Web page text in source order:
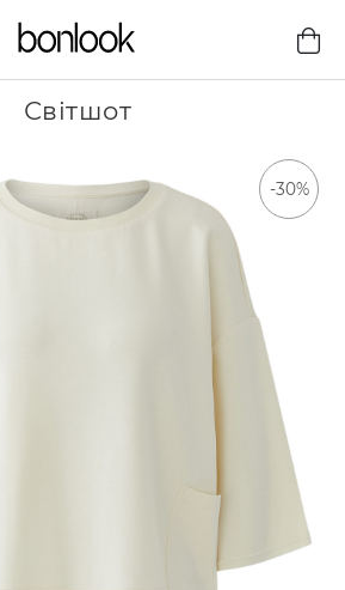
Світшот
-30%